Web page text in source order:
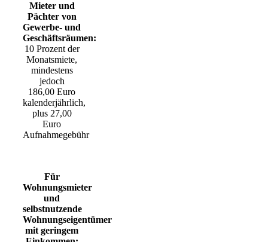
Mieter und
Pächter von
Gewerbe- und
Geschäftsräumen:
10 Prozent der
Monatsmiete,
mindestens
jedoch
186,00 Euro
kalenderjährlich,
plus 27,00
Euro
Aufnahmegebühr
Für
Wohnungsmieter
und
selbstnutzende
Wohnungseigentümer
mit geringem